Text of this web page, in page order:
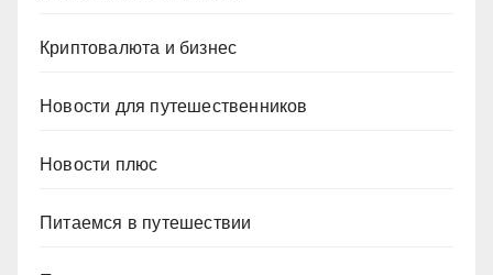
Криптовалюта и бизнес
Новости для путешественников
Новости плюс
Питаемся в путешествии